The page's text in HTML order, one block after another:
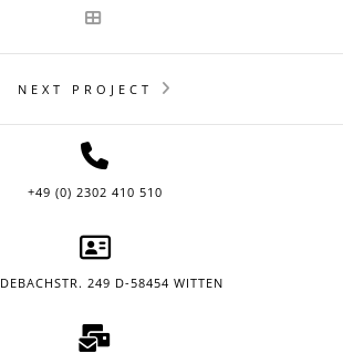
NEXT PROJECT
+49 (0) 2302 410 510
249 D-58454 WITTEN